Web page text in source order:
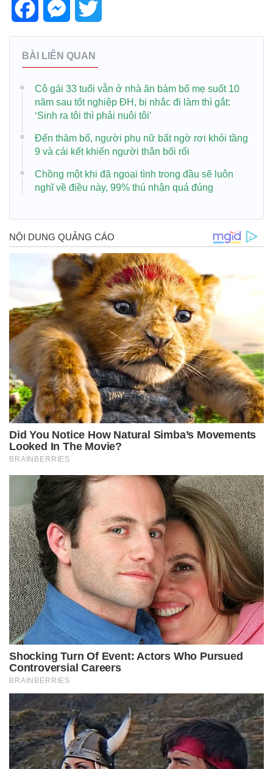
FacebookMessenger
BÀI LIÊN QUAN
Cô gái 33 tuổi vẫn ở nhà ăn bám bố mẹ suốt 10
năm sau tốt nghiệp ĐH, bị nhắc đi làm thì gắt:
‘Sinh ra tôi thì phải nuôi tôi’
Đến thăm bố, người phụ nữ bất ngờ rơi khỏi tầng
9 và cái kết khiến người thân bối rối
Chồng một khi đã ngoại tình trong đầu sẽ luôn
nghĩ về điều này, 99% thú nhận quá đúng